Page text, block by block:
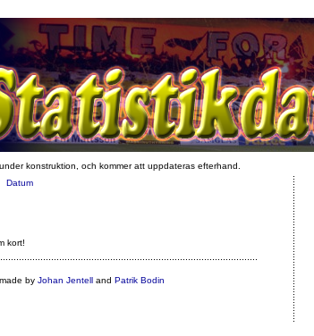
konstruktion, och kommer att uppdateras efterhand.
Datum
kort!
by Johan Jentelland Patrik Bodin